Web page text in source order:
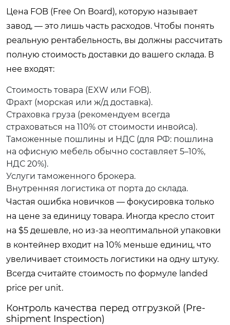
Цена FOB (Free On Board), которую называет
завод, — это лишь часть расходов. Чтобы понять
реальную рентабельность, вы должны рассчитать
полную стоимость доставки до вашего склада. В
нее входят:
Стоимость товара (EXW или FOB).
Фрахт (морская или ж/д доставка).
Страховка груза (рекомендуем всегда
страховаться на 110% от стоимости инвойса).
Таможенные пошлины и НДС (для РФ: пошлина
на офисную мебель обычно составляет 5–10%,
НДС 20%).
Услуги таможенного брокера.
Внутренняя логистика от порта до склада.
Частая ошибка новичков — фокусировка только
на цене за единицу товара. Иногда кресло стоит
на $5 дешевле, но из-за неоптимальной упаковки
в контейнер входит на 10% меньше единиц, что
увеличивает стоимость логистики на одну штуку.
Всегда считайте стоимость по формуле landed
price per unit.
Контроль качества перед отгрузкой (Pre-
shipment Inspection)